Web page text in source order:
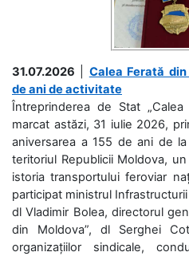
31.07.2026
Calea Ferată
de ani de activitate
Întreprinderea de Stat
marcat astăzi, 31 iulie 2026,
aniversarea a 155 de ani de
teritoriul Republicii Moldova,
istoria transportului feroviar
participat ministrul
dl Vladimir Bolea, directorul
din Moldova”, dl Serghei
organizațiilor sindicale,